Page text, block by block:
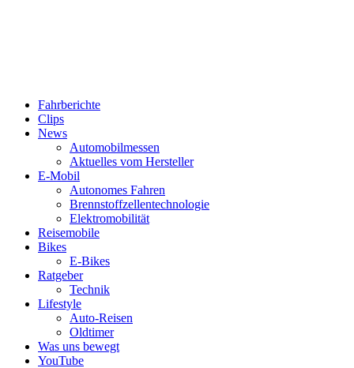
Fahrberichte
Clips
News
Automobilmessen
Aktuelles vom Hersteller
E-Mobil
Autonomes Fahren
Brennstoffzellentechnologie
Elektromobilität
Reisemobile
Bikes
E-Bikes
Ratgeber
Technik
Lifestyle
Auto-Reisen
Oldtimer
Was uns bewegt
YouTube